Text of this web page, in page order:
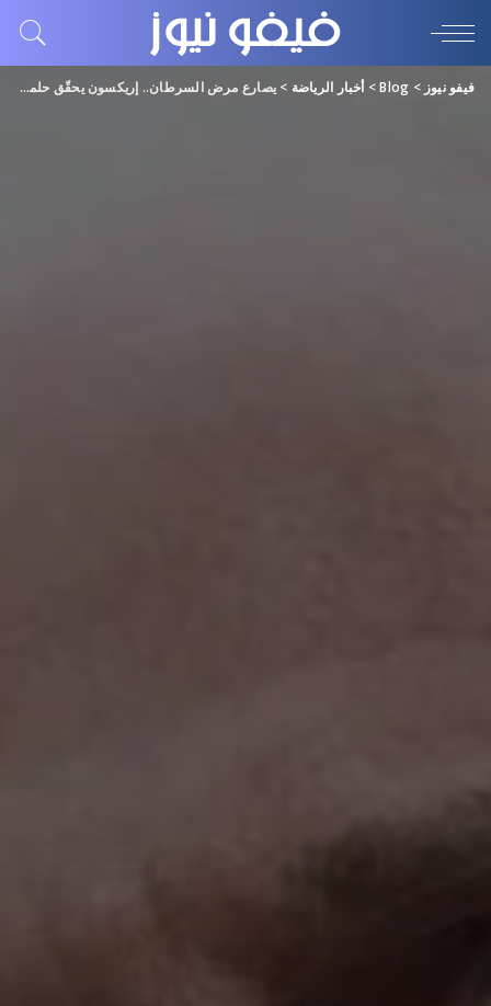
فيفو نيوز >
Blog
> أخبار الرياضة > يصارع مرض السرطان.. إريكسون يحقّق حلمه بتدريب ليفربول